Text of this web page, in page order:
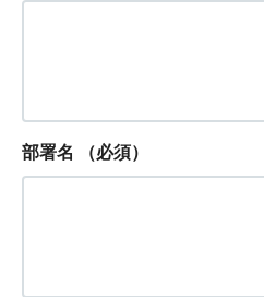
部署名 （必須）